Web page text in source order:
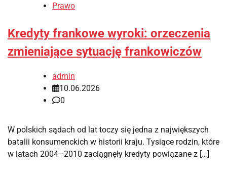
Prawo
Kredyty frankowe wyroki: orzeczenia
zmieniające sytuację frankowiczów
admin
10.06.2026
0
W polskich sądach od lat toczy się jedna z największych
batalii konsumenckich w historii kraju. Tysiące rodzin, które
w latach 2004–2010 zaciągnęły kredyty powiązane z […]